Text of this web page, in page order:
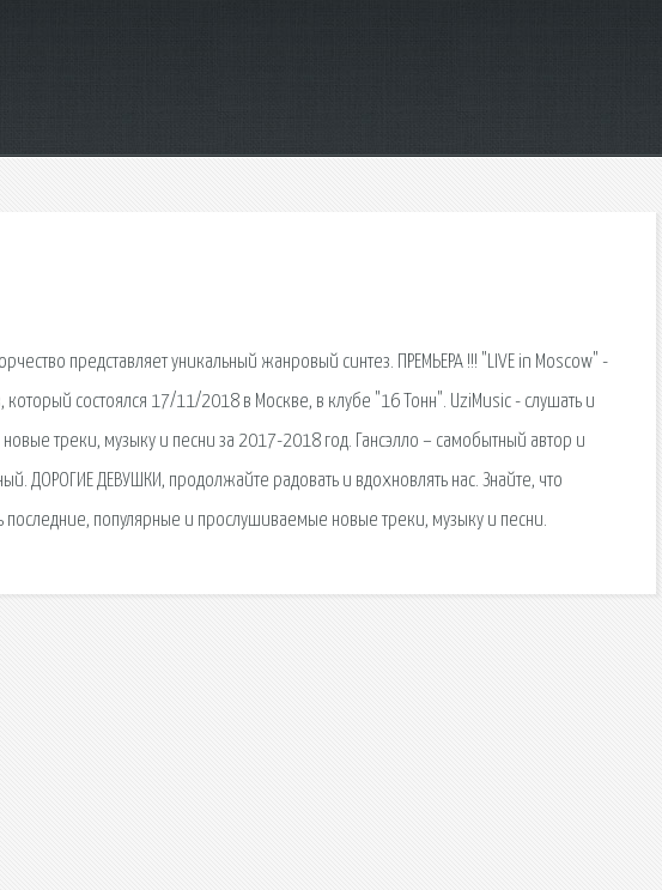
представляет уникальный жанровый синтез. ПРЕМЬЕРА !!! "LIVE in Moscow" -
состоялся 17/11/2018 в Москве, в клубе "16 Тонн". UziMusic - слушать и
треки, музыку и песни за 2017-2018 год. Гансэлло – самобытный автор и
ДОРОГИЕ ДЕВУШКИ, продолжайте радовать и вдохновлять нас. Знайте, что
последние, популярные и прослушиваемые новые треки, музыку и песни.